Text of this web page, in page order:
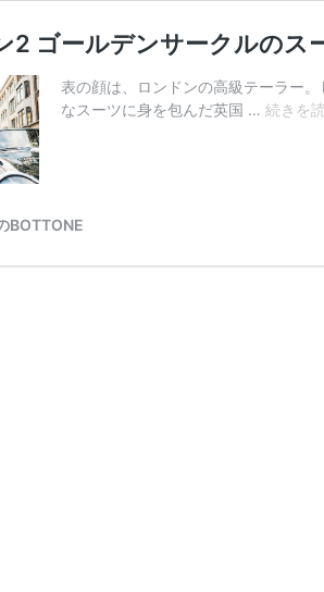
2 ゴールデンサークルのス
表の顔は、ロンドンの高級テーラー
なスーツに身を包んだ英国 … 続きを
BOTTONE